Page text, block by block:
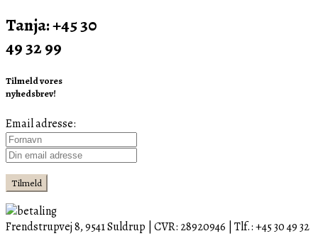
Tanja: +45 30
49 32 99
Tilmeld vores
nyhedsbrev!
Email adresse:
Frendstrupvej 8, 9541 Suldrup | CVR: 28920946 | Tlf.: +45 30 49 32